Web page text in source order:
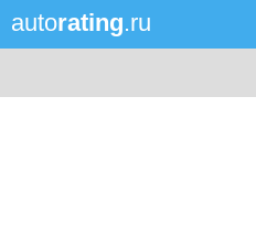
autorating.ru